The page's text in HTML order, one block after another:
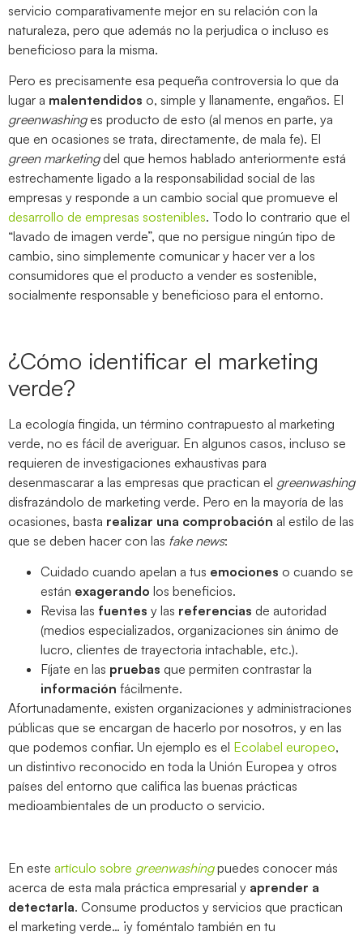
servicio comparativamente mejor en su relación con la
naturaleza, pero que además no la perjudica o incluso es
beneficioso para la misma.
Pero es precisamente esa pequeña controversia lo que da
lugar a malentendidos o, simple y llanamente, engaños. El
greenwashinges producto de esto (al menos en parte, ya
que en ocasiones se trata, directamente, de mala fe). El
green marketingdel que hemos hablado anteriormente está
estrechamente ligado a la responsabilidad social de las
empresas y responde a un cambio social que promueve el
desarrollo de empresas sostenibles. Todo lo contrario que el
“lavado de imagen verde”, que no persigue ningún tipo de
cambio, sino simplemente comunicar y hacer ver a los
consumidores que el producto a vender es sostenible,
socialmente responsable y beneficioso para el entorno.
¿Cómo identificar el marketing
verde?
La ecología fingida, un término contrapuesto al marketing
verde, no es fácil de averiguar. En algunos casos, incluso se
requieren de investigaciones exhaustivas para
desenmascarar a las empresas que practican el greenwashing
disfrazándolo de marketing verde. Pero en la mayoría de las
ocasiones, basta realizar una comprobación al estilo de las
que se deben hacer con las fake news:
Cuidado cuando apelan a tus emociones o cuando se
están exagerando los beneficios.
Revisa las fuentes y las referencias de autoridad
(medios especializados, organizaciones sin ánimo de
lucro, clientes de trayectoria intachable, etc.).
Fíjate en las pruebas que permiten contrastar la
información fácilmente.
Afortunadamente, existen organizaciones y administraciones
públicas que se encargan de hacerlo por nosotros, y en las
que podemos confiar. Un ejemplo es el Ecolabel europeo,
un distintivo reconocido en toda la Unión Europea y otros
países del entorno que califica las buenas prácticas
medioambientales de un producto o servicio.
En este artículo sobre greenwashingpuedes conocer más
acerca de esta mala práctica empresarial y aprender a
detectarla. Consume productos y servicios que practican
el marketing verde… ¡y foméntalo también en tu